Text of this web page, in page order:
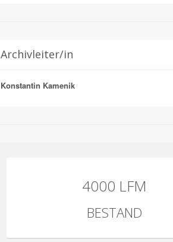
Archivleiter/in
Konstantin Kamenik
4000 LFM
BESTAND